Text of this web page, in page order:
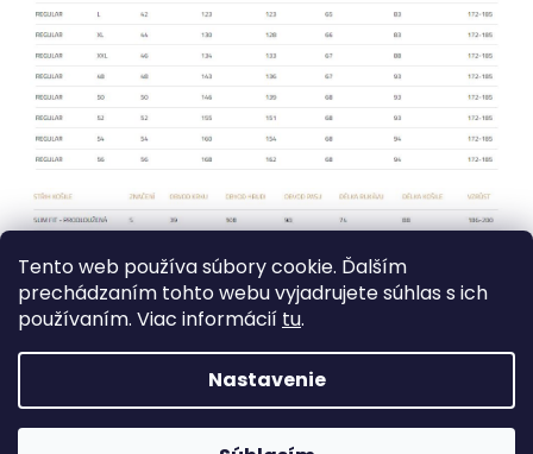
Tento web používa súbory cookie. Ďalším
prechádzaním tohto webu vyjadrujete súhlas s ich
používaním. Viac informácií tu.
Nastavenie
á Copyright 2026Jantex - men´s collection s. r. o.. Všetky